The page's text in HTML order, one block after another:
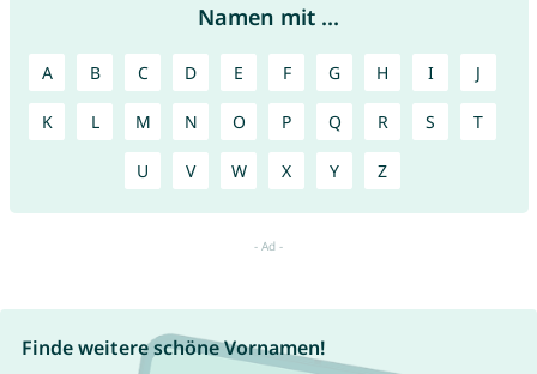
Namen mit ...
A B C D E F G H I J
K L M N O P Q R S T
U V W X Y Z
Finde weitere schöne Vornamen!